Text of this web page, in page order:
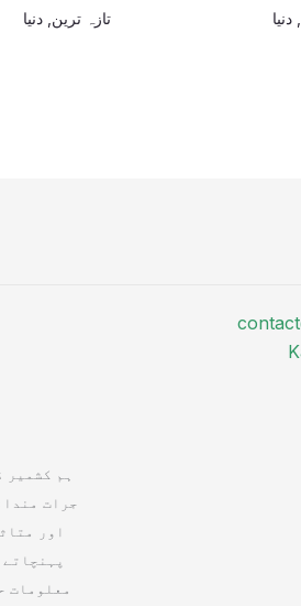
,دنیا تازہ ترین دنیا
ہم
جرات
اور
معلومات